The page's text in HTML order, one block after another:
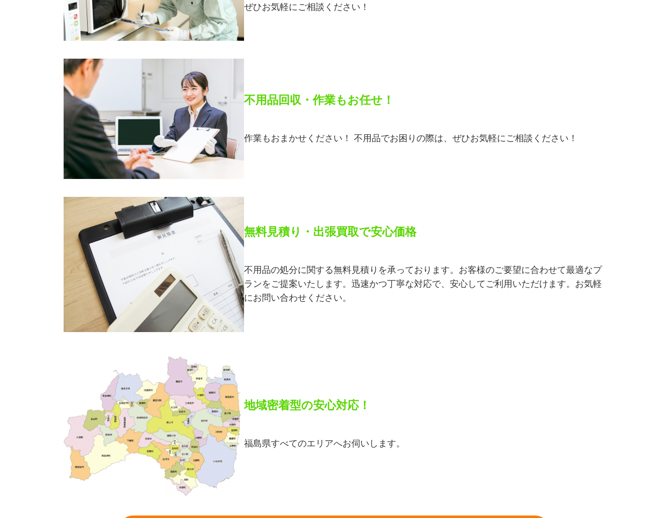
ぜひお気軽にご相談ください！
不用品回収・作業もお任せ！
作業もおまかせください！ 不用品でお困りの際は、ぜひお気軽にご相談ください！
無料見積り・出張買取で安心価格
不用品の処分に関する無料見積りを承っております。お客様のご要望に合わせて最適なプ
ランをご提案いたします。迅速かつ丁寧な対応で、安心してご利用いただけます。お気軽
にお問い合わせください。
地域密着型の安心対応！
福島県すべてのエリアへお伺いします。